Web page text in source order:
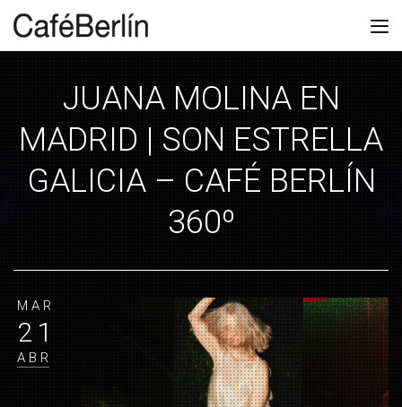
JUANA MOLINA EN
MADRID | SON ESTRELLA
GALICIA – CAFÉ BERLÍN
360º
MAR
21
ABR